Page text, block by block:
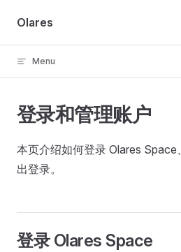
Skip to content
Olares
Menu
登录和管理账户
本页介绍如何登录 Olares Space
出登录。
登录 Olares Space